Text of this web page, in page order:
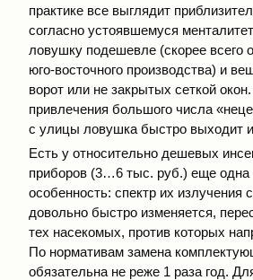
практике все выглядит
согласно устоявшемуся
ловушку подешевле (скорее всего
юго-восточного производства) и
ворот или не закрытых сеткой
привлечения большого числа
с улицы ловушка быстро выходит
Есть у относительно дешевых
приборов (3…6 тыс. руб.) еще одна
особенность: спектр их излучения
довольно быстро изменяется,
тех насекомых, против которых
По нормативам замена
обязательна не реже 1 раза год.